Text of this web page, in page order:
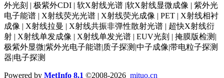
外光刻 | 极紫外CDI | 软X射线光谱 |软X射线显微成像 | 紫外光
电子能谱 | X射线荧光光谱 | X射线荧光成像 | PET | X射线相衬
成像 | X射线拉曼 | X射线共振非弹性散射光谱 | 超快X射线衍
射 | X射线单发成像 | X射线单发光谱 | EUV光刻 | 掩膜版检测|
极紫外显微|紫外光电子能谱|质子探测|中子成像|带电粒子探测
器|电子探测
Powered by MetInfo 8.1 ©2008-2026 mituo.cn